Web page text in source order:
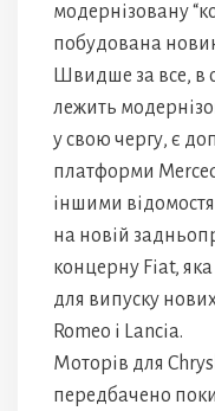
модернізовану
побудована
Швидше за все, в
лежить
у свою чергу, є
платформи
іншими
на новій
концерну Fiat,
для випуску
Romeo і Lancia.
Моторів для
передбачено